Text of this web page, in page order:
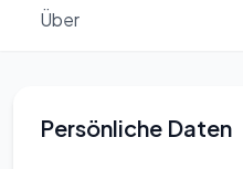
Über
Persönliche Daten